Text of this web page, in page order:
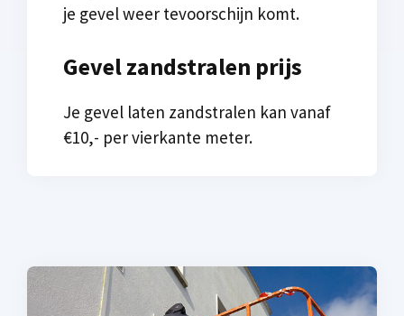
je gevel weer tevoorschijn komt.
Gevel zandstralen prijs
Je gevel laten zandstralen kan vanaf
€10,- per vierkante meter.